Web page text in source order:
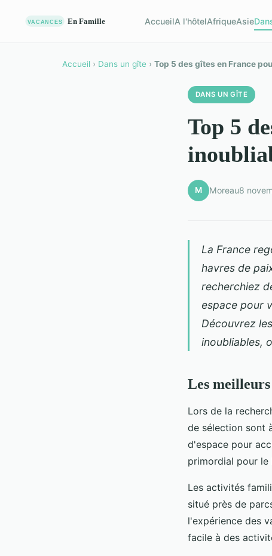
AccueilA l'hôtelAfriqueAsie
Accueil › Dans un gîte › Top 5 des gîtes en France
DANS UN GÎTE
Top 5
M Moreau8
La France
havres de
recherchiez
espace pour
Découvrez
inoubliables,
Les
Lors de la
de sélection sont
d'espace pour
primordial pour le
Les activités
situé près de
l'expérience des
facile à des